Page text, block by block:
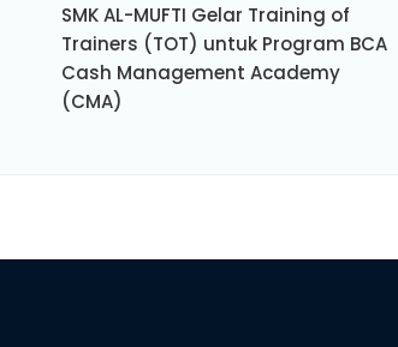
SMK AL-MUFTI Gelar Training of
Trainers (TOT) untuk Program BCA
Cash Management Academy
(CMA)